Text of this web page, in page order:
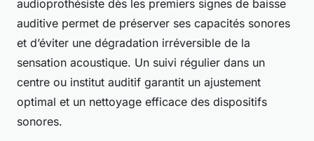
audioprothésiste dès les premiers signes de baisse
auditive permet de préserver ses capacités sonores
et d’éviter une dégradation irréversible de la
sensation acoustique. Un suivi régulier dans un
centre ou institut auditif garantit un ajustement
optimal et un nettoyage efficace des dispositifs
sonores.